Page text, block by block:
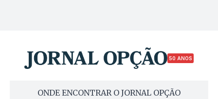
50 ANOS
ONDE ENCONTRAR O JORNAL OPÇÃO